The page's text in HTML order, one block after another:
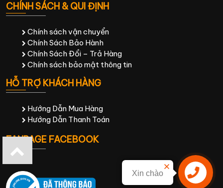
CHÍNH SÁCH & QUI ĐỊNH
Chính sách vận chuyển
Chính Sách Bảo Hành
Chính Sách Đổi – Trả Hàng
Chính sách bảo mật thông tin
HỖ TRỢ KHÁCH HÀNG
Hướng Dẫn Mua Hàng
Hướng Dẫn Thanh Toán
FANPAGE FACEBOOK
Xin chào